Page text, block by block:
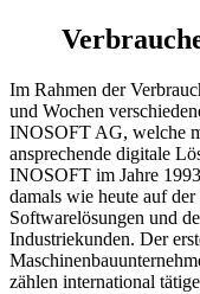
Im Rahmen der
und Wochen
INOSOFT AG, welche
ansprechende digitale
INOSOFT im Jahre
damals wie heute auf
Softwarelösungen und
Industriekunden. Der
zählen international